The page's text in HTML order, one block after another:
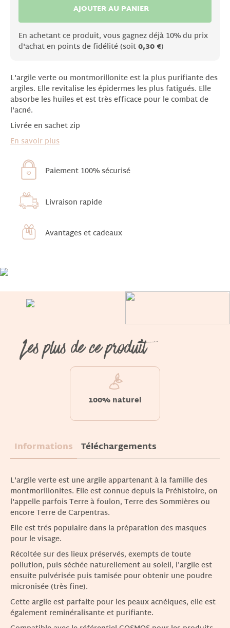
AJOUTER AU PANIER
En achetant ce produit, vous gagnez déjà 10% du prix
d'achat en points de fidélité (soit0,30 €)
L'argile verte ou montmorillonite est la plus purifiante des
argiles. Elle revitalise les épidermes les plus fatigués. Elle
absorbe les huiles et est très efficace pour le combat de
l'acné.
Livrée en sachet zip
En savoir plus
Paiement 100% sécurisé
Livraison rapide
Avantages et cadeaux
Les plus de ce produit
100% naturel
Informations Téléchargements
L'argile verte est une argile appartenant à la famille des
montmorillonites. Elle est connue depuis la Préhistoire, on
l'appelle parfois Terre à foulon, Terre des Sommières ou
encore Terre de Carpentras.
Elle est trés populaire dans la préparation des masques
pour le visage.
Récoltée sur des lieux préservés, exempts de toute
pollution, puis séchée naturellement au soleil, l'argile est
ensuite pulvérisée puis tamisée pour obtenir une poudre
micronisée (très fine).
Cette argile est parfaite pour les peaux acnéiques, elle est
également reminéralisante et purifiante.